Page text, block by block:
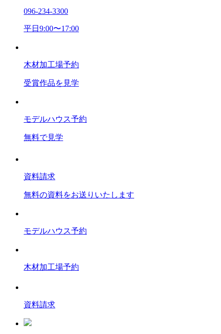
096-234-3300
平日9:00〜17:00
木材加工場予約
受賞作品を見学
モデルハウス予約
無料で見学
資料請求
無料の資料をお送りいたします
モデルハウス予約
木材加工場予約
資料請求